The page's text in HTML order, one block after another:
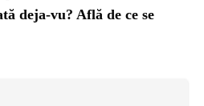
deja-vu? Află de ce se